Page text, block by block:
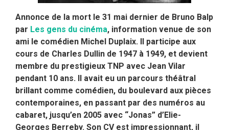
Annonce de la mort le 31 mai dernier de Bruno Balp
par Les gens du cinéma, information venue de son
ami le comédien Michel Duplaix. Il participe aux
cours de Charles Dullin de 1947 à 1949, et devient
membre du prestigieux TNP avec Jean Vilar
pendant 10 ans. Il avait eu un parcours théâtral
brillant comme comédien, du boulevard aux pièces
contemporaines, en passant par des numéros au
cabaret, jusqu’en 2005 avec “Jonas” d’Elie-
Georges Berreby. Son CV est impressionnant, il